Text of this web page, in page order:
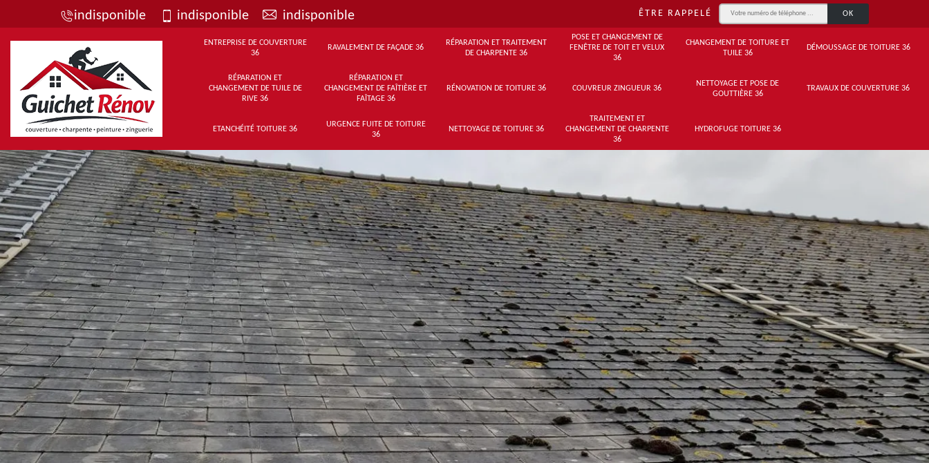
indisponible indisponible indisponible ÊTRE RAPPELÉ
ENTREPRISE DE COUVERTURE
36
RAVALEMENT DE FAÇADE 36
RÉPARATION ET TRAITEMENT
DE CHARPENTE 36
POSE ET CHANGEMENT DE
FENÊTRE DE TOIT ET VELUX
36
CHANGEMENT DE TOITURE ET
TUILE 36
DÉMOUSSAGE DE TOITURE 36
RÉPARATION ET
CHANGEMENT DE TUILE DE
RIVE 36
RÉPARATION ET
CHANGEMENT DE FAÎTIÈRE ET
FAÎTAGE 36
RÉNOVATION DE TOITURE 36 COUVREUR ZINGUEUR 36
NETTOYAGE ET POSE DE
GOUTTIÈRE 36
TRAVAUX DE COUVERTURE 36
ETANCHÉITÉ TOITURE 36
URGENCE FUITE DE TOITURE
36
NETTOYAGE DE TOITURE 36
TRAITEMENT ET
CHANGEMENT DE CHARPENTE
36
HYDROFUGE TOITURE 36